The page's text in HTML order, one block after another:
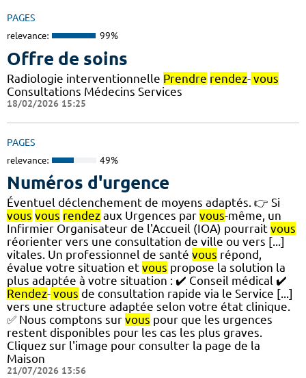
PAGES
relevance: 99%
Offre de soins
Radiologie interventionnelle Prendre rendez- vous
Consultations Médecins Services
18/02/2026 15:25
PAGES
relevance: 49%
Numéros d'urgence
Éventuel déclenchement de moyens adaptés. 👉 Si
vous vous rendez aux Urgences par vous-même, un
Infirmier Organisateur de l'Accueil (IOA) pourrait vous
réorienter vers une consultation de ville ou vers [...]
vitales. Un professionnel de santé vous répond,
évalue votre situation et vous propose la solution la
plus adaptée à votre situation : ✔️ Conseil médical ✔️
Rendez- vous de consultation rapide via le Service [...]
vers une structure adaptée selon votre état clinique.
✅ Nous comptons sur vous pour que les urgences
restent disponibles pour les cas les plus graves.
Cliquez sur l'image pour consulter la page de la
Maison
21/07/2026 13:56